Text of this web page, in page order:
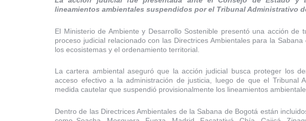
lineamientos ambientales suspendidos por el Tribunal Administrativo
El Ministerio de Ambiente y Desarrollo Sostenible presentó una acción
proceso judicial relacionado con las Directrices Ambientales para la
los ecosistemas y el ordenamiento territorial.
La cartera ambiental aseguró que la acción judicial busca proteger los
acceso efectivo a la administración de justicia, luego de que el Tribunal
medida cautelar que suspendió provisionalmente los lineamientos
Dentro de las Directrices Ambientales de la Sabana de Bogotá están